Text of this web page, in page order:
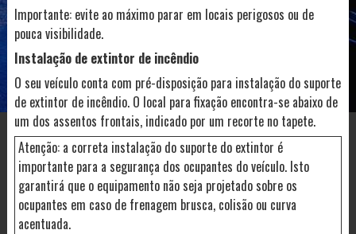
Importante: evite ao máximo parar em locais perigosos ou de
pouca visibilidade.
Instalação de extintor de incêndio
O seu veículo conta com pré-disposição para instalação do suporte
de extintor de incêndio. O local para fixação encontra-se abaixo de
um dos assentos frontais, indicado por um recorte no tapete.
Atenção: a correta instalação do suporte do extintor é
importante para a segurança dos ocupantes do veículo. Isto
garantirá que o equipamento não seja projetado sobre os
ocupantes em caso de frenagem brusca, colisão ou curva
acentuada.